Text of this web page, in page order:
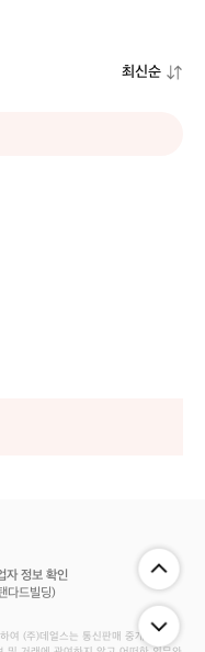
최신순
자 정보 확인
다드빌딩)
여 (주)데얼스는 통신판매 중개자로서